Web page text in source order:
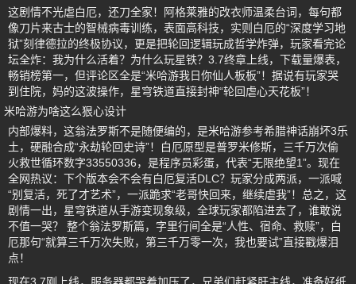
这剧情不光虐白厄，还刀全家！阿格莱雅的改衣师温柔台词，每句都
像刀片来古士的智械病毒训练，表面高科技，实则白厄的“深度学习地
狱”刻律德拉的终极协议，更是把轮回逻辑玩成哲学炸弹，玩家看完论
坛全炸：我为什么活着？为什么玩星铁？3.7终章上线，下载量爆表，
畅销榜第一，但评论区全是“米哈游我日你仙人板板”！据说有玩家哭
到住院，妈的这波操作，星穹铁道直接封神“轮回虐心天花板”！
米哈游为啥这么狠心设计
内部爆料，这翁法罗斯不是随便编的，是米哈游参考希腊神话崩坏3乐
土，硬融合成“永劫轮回史诗”！白厄原型是普罗米修斯，三千万次偷
火救世循环数字33550336，是程序员彩蛋，代表“无限绝望1”。现在
全网热议：下个版本会不会有白厄复活DLC？玩家分成两派，一派喊
“别复活，死了才艺术”，一派跪求“老哥快回来，继续虐我”！总之，这
剧情一出，星穹铁道从手游变现象级，全球玩家都陷进去了，谁敢说
不值一哭？ 整个翁法罗斯篇，字里行间全是“人性、宿命、救赎”，白
厄那句“就算三千万次失败，第三千万零一次，我也要试”直接戳爆泪
点！